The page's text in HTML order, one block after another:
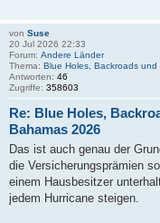
von Suse
20 Jul 2026 22:33
Forum: Andere Länder
Thema: Blue Holes, Backroads
Antworten: 46
Zugriffe: 358603
Re: Blue Holes,
Bahamas 2026
Das ist auch genau der
die Versicherungsprämien
einem Hausbesitzer
jedem Hurricane steigen.